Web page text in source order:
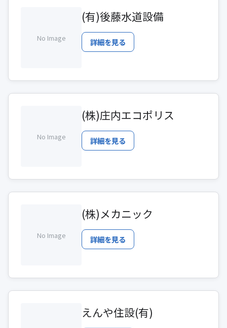
No Image
(有)後藤水道設備
詳細を見る
No Image
(株)庄内エコポリス
詳細を見る
No Image
(株)メカニック
詳細を見る
えんや住設(有)